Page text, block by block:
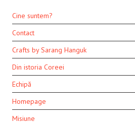
Cine suntem?
Contact
Crafts by Sarang Hanguk
Din istoria Coreei
Echipă
Homepage
Misiune